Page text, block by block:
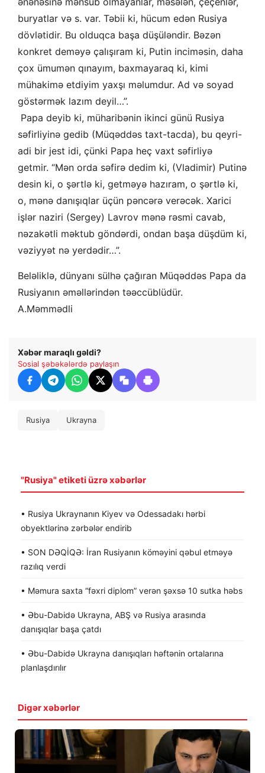
buryatlar və s. var. Təbii ki, hücum edən Rusiya
dövlətidir. Bu olduqca başa düşüləndir. Bəzən
konkret deməyə çalışıram ki, Putin inciməsin, daha
çox ümumən qınayım, baxmayaraq ki, kimi
mühakimə etdiyim yaxşı məlumdur. Ad və soyad
göstərmək lazım deyil…”.
Papa deyib ki, müharibənin ikinci günü Rusiya
səfirliyinə gedib (Müqəddəs taxt-tacda), bu qeyri-
adi bir jest idi, çünki Papa heç vaxt səfirliyə
getmir. “Mən orda səfirə dedim ki, (Vladimir) Putinə
desin ki, o şərtlə ki, getməyə hazıram, o şərtlə ki,
o, mənə danışıqlar üçün pəncərə verəcək. Xarici
işlər naziri (Sergey) Lavrov mənə rəsmi cavab,
nəzakətli məktub göndərdi, ondan başa düşdüm ki,
vəziyyət nə yerdədir…”.
Beləliklə, dünyanı sülhə çağıran Müqəddəs Papa da
Rusiyanın əməllərindən təəccüblüdür.
A.Məmmədli
Xəbər maraqlı gəldi?
Sosial şəbəkələrdə paylaşın
Rusiya Ukrayna
"Rusiya" etiketi üzrə xəbərlər
• Rusiya Ukraynanın Kiyev və Odessadakı hərbi
obyektlərinə zərbələr endirib
• SON DƏQİQƏ: İran Rusiyanın köməyini qəbul etməyə
razılıq verdi
• Məmura saxta “fəxri diplom” verən şəxsə 10 sutka həbs
• Əbu-Dabidə Ukrayna, ABŞ və Rusiya arasında
danışıqlar başa çatdı
• Əbu-Dabidə Ukrayna danışıqları həftənin ortalarına
planlaşdırılır
Digər xəbərlər